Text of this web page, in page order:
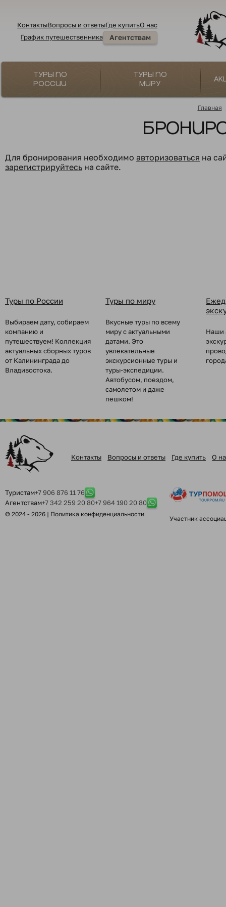
КонтактыВопросы и ответыГде купитьО нас
График путешественника
Агентствам
Туры по
России
Туры по
миру
Главная
Для бронирования необходимо авторизоваться на
зарегистрируйтесь на сайте.
Туры по России
Выбираем дату, собираем
компанию и
путешествуем! Коллекция
актуальных сборных туров
от Калининграда до
Владивостока.
Туры по миру
Вкусные туры по всему
миру с актуальными
датами. Это
увлекательные
экскурсионные туры и
туры-экспедиции.
Автобусом, поездом,
самолетом и даже
пешком!
Наши
Контакты Вопросы и ответы Где купить О
Туристам+7 906 876 11 76
Агентствам+7 342 259 20 80+7 964 190 20 80
© 2024 - 2026 | Политика конфиденциальности
Участник